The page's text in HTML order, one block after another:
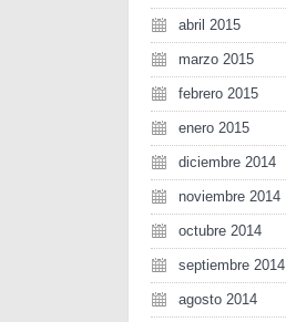
abril 2015
marzo 2015
febrero 2015
enero 2015
diciembre 2014
noviembre 2014
octubre 2014
septiembre 2014
agosto 2014